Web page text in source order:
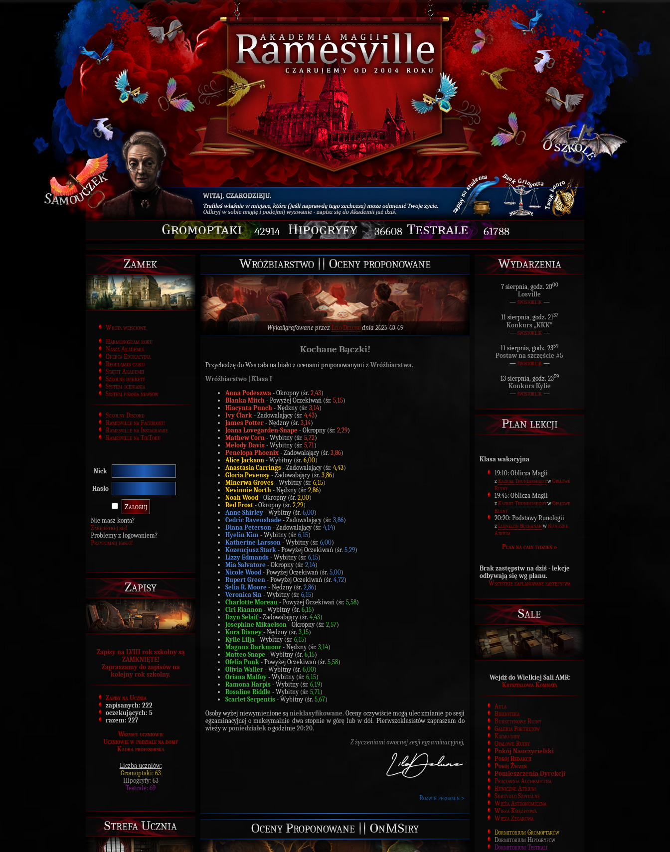
42914 36608 61788
Zamek
Wrota wejściowe
Harmonogram roku
Nasza Akademia
Oferta Edukacyjna
Regulamin czatu
Statut Akademii
Szkolne dekrety
System oceniania
System pisania newsów
Szkolny Discord
Ramesville na Facebooku
Ramesville na Instagramie
Ramesville na TikToku
Nick
Hasło
Nie masz konta?
Zarejestruj się!
Problemy z logowaniem?
Przypomnij hasło!
Zapisy
Zapisy na LVIII rok szkolny są
ZAMKNIĘTE!
Zapraszamy do zapisów na
kolejny rok szkolny.
Zapisy na Ucznia
zapisanych: 222
oczekujących: 5
razem: 227
Wszyscy uczniowie
Uczniowie w podziale na domy
Kadra profesorska
Liczba uczniów:
Gromoptaki: 63
Hipogryfy: 63
Testrale: 69
Strefa Ucznia
Wróżbiarstwo || Oceny proponowane
Wykaligrafowane przezLilo Delunednia 2025-03-09
Kochane Bączki!
Przychodzę do Was cała na biało z ocenami proponowanymi z Wróżbiarstwa.
Wróżbiarstwo | Klasa I
Anna Podeszwa - Okropny (śr. 2,43)
Blanka Mitch - Powyżej Oczekiwań (śr. 5,15)
Hiacynta Punch - Nędzny (śr. 3,14)
Ivy Clark - Zadowalający (śr. 4,43)
James Potter - Nędzny (śr. 3,14)
Joana Lovegarden-Snape - Okropny (śr. 2,29)
Mathew Corn - Wybitny (śr. 5,72)
Melody Davis - Wybitny (śr. 5,71)
Penelopa Phoenix - Zadowalający (śr. 3,86)
Alice Jackson - Wybitny (śr. 6,00)
Anastasia Carrings - Zadowalający (śr. 4,43)
Gloria Pevensy - Zadowalający (śr. 3,86)
Minerwa Groves - Wybitny (śr. 6,15)
Nevinnie North - Nędzny (śr. 2,86)
Noah Wood - Okropny (śr. 2,00)
Red Frost - Okropny (śr. 2,29)
Anne Shirley - Wybitny (śr. 6,00)
Cedric Ravenshade - Zadowalający (śr. 3,86)
Diana Peterson - Zadowalający (śr. 4,14)
Hyelin Kim - Wybitny (śr. 6,15)
Katherine Larsson - Wybitny (śr. 6,00)
Kozencjusz Stark - Powyżej Oczekiwań (śr. 5,29)
Lizzy Edmands - Wybitny (śr. 6,15)
Mia Salvatore - Okropny (śr. 2,14)
Nicole Wood - Powyżej Oczekiwań (śr. 5,00)
Rupert Green - Powyżej Oczekiwań (śr. 4,72)
Selia R. Moore - Nędzny (śr. 2,86)
Veronica Sin - Wybitny (śr. 6,15)
Charlotte Moreau - Powyżej Oczekiwań (śr. 5,58)
Ciri Riannon - Wybitny (śr. 6,15)
Dzyn Selaif- Zadowalający (śr. 4,43)
Josephine Mikaelson - Okropny (śr. 2,57)
Kora Disney - Nędzny (śr. 3,15)
Kylie Lilja - Wybitny (śr. 6,15)
Magnus Darkmoor - Nędzny (śr. 3,14)
Matteo Snape - Wybitny (śr. 6,15)
Ofelia Ponk - Powyżej Oczekiwań (śr. 5,58)
Olivia Waller - Wybitny (śr. 6,00)
Oriana Malfoy - Wybitny (śr. 6,15)
Ramona Harpis - Wybitny (śr. 6,19)
Rosaline Riddle - Wybitny (śr. 5,71)
Scarlet Serpentis - Wybitny (śr. 5,67)
Osoby wyżej niewymienione sąnieklasyfikowane. Oceny oczywiście mogą ulec zmianie po sesji
egzaminacyjnej o maksymalnie dwa stopnie w górę lub w dół. Pierwszoklasistów zapraszam do
wieży wponiedziałek o godzinie 20:20.
Z życzeniami owocnej sesji egzaminacyjnej,
Rozwiń pergamin >
Oceny Proponowane || OnMSiry
Wydarzenia
7 sierpnia, godz. 2000
Losville
— świstoklik—
11 sierpnia, godz. 2137
Konkurs „KKK”
— świstoklik —
11 sierpnia, godz. 2359
Postaw na szczęście #5
— świstoklik —
13 sierpnia, godz. 2359
Konkurs Kylie
— świstoklik—
Plan lekcji
Klasa wakacyjna
19:10: Oblicza Magii
zKazbiel ThundershoutwOpalowe
Ruiny
19:45: Oblicza Magii
zKazbiel ThundershoutwOpalowe
Ruiny
20:20: Podstawy Runologii
zLlewellyn Buchanan wRuniczne
Atrium
Plan na cały tydzień »
Brak zastępstw na dziś - lekcje
odbywają się wg planu.
Wszystkie zaplanowane zastępstwa
Sale
Wejdź do Wielkiej Sali AMR:
Kryształowa Komnata
Aula
Biblioteka
Bursztynowe Ruiny
Galeria Portretów
Katakumby
Opalowe Ruiny
Pokój Nauczycielski
Pokój Redakcji
Pokój Życzeń
Pomieszczenia Dyrekcji
Pracownia Alchemiczna
Runiczne Atrium
Skrzydło Szpitalne
Wieża Astronomiczna
Wieża Księżycowa
Wieża Zegarowa
Dormitorium Gromoptaków
Dormitorium Hipogryfów
Dormitorium Testrali